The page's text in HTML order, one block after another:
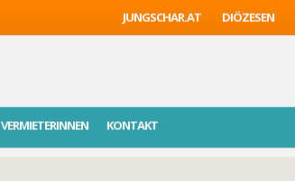
JUNGSCHAR.AT DIÖZESEN
VERMIETERINNEN KONTAKT